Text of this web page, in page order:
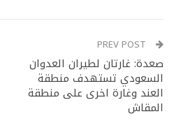
صعدة: غارتان لطيران العدوان
السعودي تستهدف منطقة
العند وغارة اخرى على منطقة
المقاش